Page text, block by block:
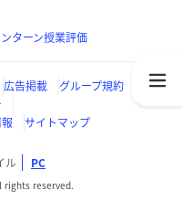
ターン授業評価
広告掲載
グループ規約
サイトマップ
ル PC
rights reserved.